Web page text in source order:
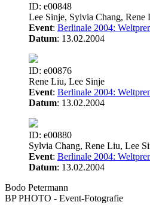
ID: e00848
Lee Sinje, Sylvia Chang, Rene
Event: Berlinale 2004:
Datum: 13.02.2004
ID: e00876
Rene Liu, Lee Sinje
Event: Berlinale 2004:
Datum: 13.02.2004
ID: e00880
Sylvia Chang, Rene Liu, Lee
Event: Berlinale 2004:
Datum: 13.02.2004
Bodo Petermann
BP PHOTO - Event-Fotografie